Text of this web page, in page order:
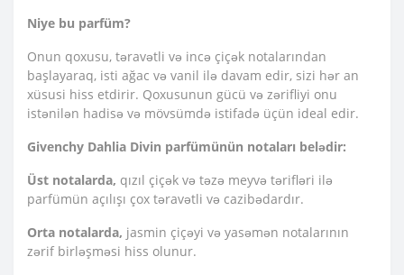
Niye bu parfüm?
Onun qoxusu, təravətli və incə çiçək notalarından
başlayaraq, isti ağac və vanil ilə davam edir, sizi hər an
xüsusi hiss etdirir. Qoxusunun gücü və zərifliyi onu
istənilən hadisə və mövsümdə istifadə üçün ideal edir.
Givenchy Dahlia Divin parfümünün notaları belədir:
Üst notalarda, qızıl çiçək və təzə meyvə tərifləri ilə
parfümün açılışı çox təravətli və cazibədardır.
Orta notalarda, jasmin çiçəyi və yasəmən notalarının
zərif birləşməsi hiss olunur.